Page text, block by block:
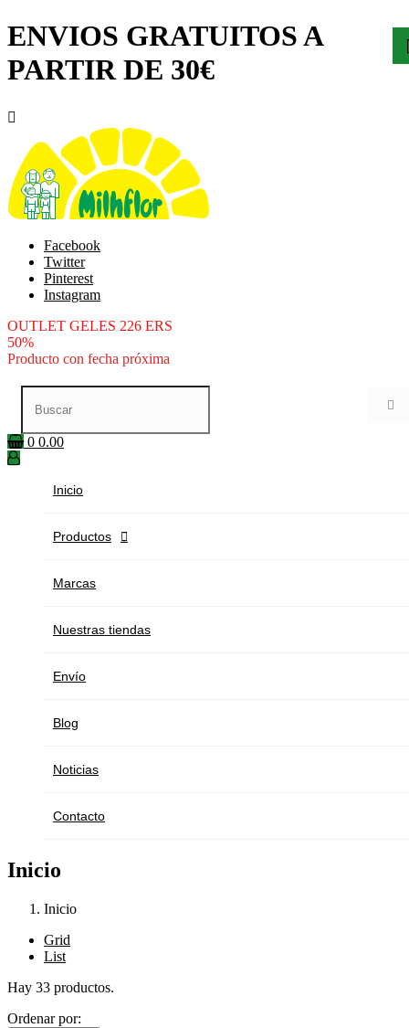
ENVIOS GRATUITOS A
PARTIR DE 30€

Facebook
Twitter
Pinterest
Instagram
OUTLET GELES 226 ERS
50%
Producto con fecha próxima

0 0.00
Inicio
Productos 
Marcas
Nuestras tiendas
Envío
Blog
Noticias
Contacto
Inicio
Inicio
Grid
List
Hay 33 productos.
Ordenar por: